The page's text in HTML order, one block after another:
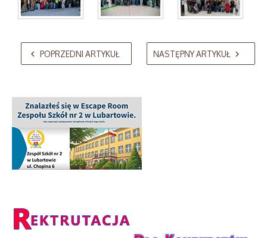
AdmirorGallery 5.2.0, author/sVasiljevski Kekeljevic.
POPRZEDNI ARTYKUŁ NASTĘPNY ARTYKUŁ